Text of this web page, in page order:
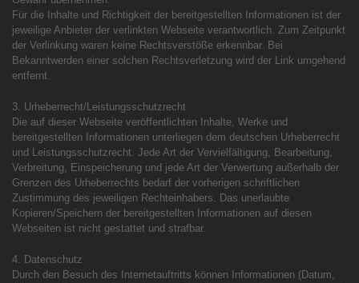
Für die Inhalte und Richtigkeit der bereitgestellten Informationen ist der
jeweilige Anbieter der verlinkten Webseite verantwortlich. Zum Zeitpunkt
der Verlinkung waren keine Rechtsverstöße erkennbar. Bei
Bekanntwerden einer solchen Rechtsverletzung wird der Link umgehend
entfernt.
3. Urheberrecht/Leistungsschutzrecht
Die auf dieser Webseite veröffentlichten Inhalte, Werke und
bereitgestellten Informationen unterliegen dem deutschen Urheberrecht
und Leistungsschutzrecht. Jede Art der Vervielfältigung, Bearbeitung,
Verbreitung, Einspeicherung und jede Art der Verwertung außerhalb der
Grenzen des Urheberrechts bedarf der vorherigen schriftlichen
Zustimmung des jeweiligen Rechteinhabers. Das unerlaubte
Kopieren/Speichern der bereitgestellten Informationen auf diesen
Webseiten ist nicht gestattet und strafbar.
4. Datenschutz
Durch den Besuch des Internetauftritts können Informationen (Datum,